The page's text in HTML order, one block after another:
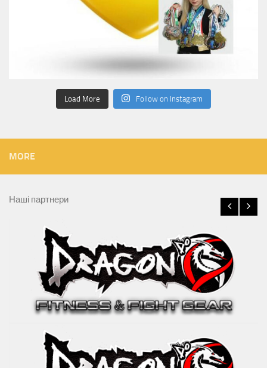
Load More Follow on Instagram
MORE
Наші партнери